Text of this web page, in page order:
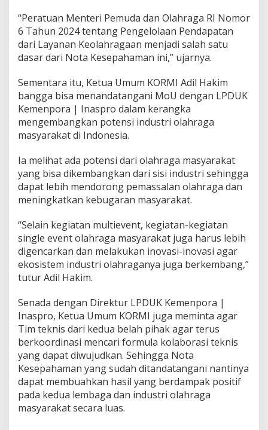
“Peratuan Menteri Pemuda dan Olahraga RI Nomor
6 Tahun 2024 tentang Pengelolaan Pendapatan
dari Layanan Keolahragaan menjadi salah satu
dasar dari Nota Kesepahaman ini,” ujarnya.
Sementara itu, Ketua Umum KORMI Adil Hakim
bangga bisa menandatangani MoU dengan LPDUK
Kemenpora | Inaspro dalam kerangka
mengembangkan potensi industri olahraga
masyarakat di Indonesia.
Ia melihat ada potensi dari olahraga masyarakat
yang bisa dikembangkan dari sisi industri sehingga
dapat lebih mendorong pemassalan olahraga dan
meningkatkan kebugaran masyarakat.
“Selain kegiatan multievent, kegiatan-kegiatan
single event olahraga masyarakat juga harus lebih
digencarkan dan melakukan inovasi-inovasi agar
ekosistem industri olahraganya juga berkembang,”
tutur Adil Hakim.
Senada dengan Direktur LPDUK Kemenpora |
Inaspro, Ketua Umum KORMI juga meminta agar
Tim teknis dari kedua belah pihak agar terus
berkoordinasi mencari formula kolaborasi teknis
yang dapat diwujudkan. Sehingga Nota
Kesepahaman yang sudah ditandatangani nantinya
dapat membuahkan hasil yang berdampak positif
pada kedua lembaga dan industri olahraga
masyarakat secara luas.